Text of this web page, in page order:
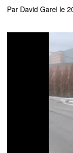
Par David Garel le